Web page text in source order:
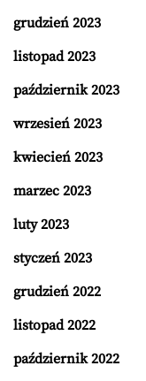
grudzień 2023
listopad 2023
październik 2023
wrzesień 2023
kwiecień 2023
marzec 2023
luty 2023
styczeń 2023
grudzień 2022
listopad 2022
październik 2022